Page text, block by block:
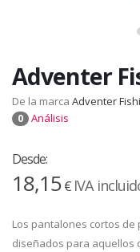
Adventer
De la marca Adventer
0 Análisis
Desde:
18,15€ IVA
Los pantalones cortos de
diseñados para aquellos